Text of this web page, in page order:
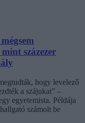
százezer
hogy levelező
a szájukat” –
egyetemista. Példája
számolt be